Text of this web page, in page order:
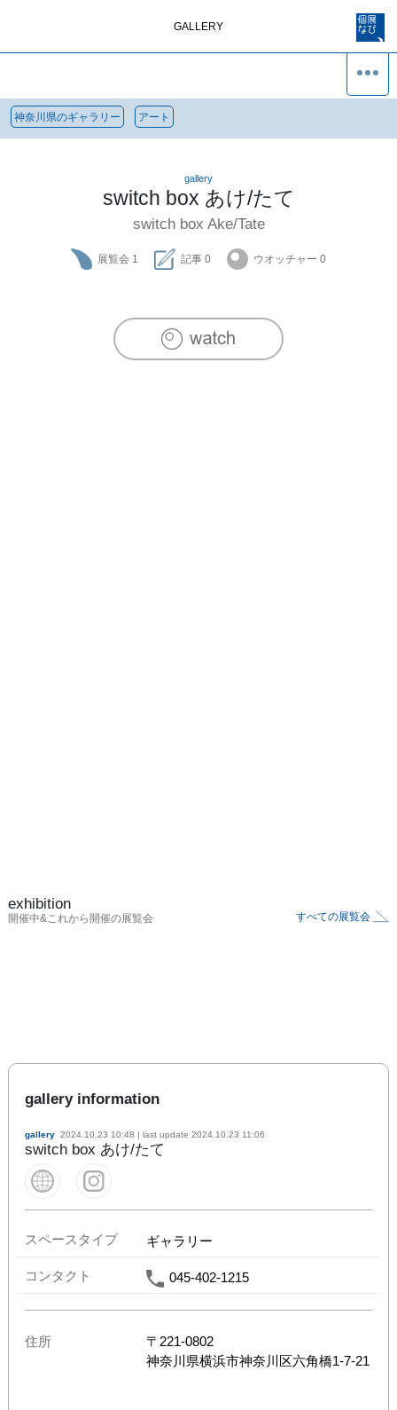
GALLERY
神奈川県のギャラリー アート
gallery
switch box あけ/たて
switch box Ake/Tate
展覧会 1 記事 0 ウオッチャー 0
exhibition
開催中&これから開催の展覧会 すべての展覧会
gallery information
gallery 2024.10.23 10:48 | last update 2024.10.23 11:06
switch box あけ/たて
スペースタイプ ギャラリー
コンタクト 045-402-1215
住所 〒 221-0802
神奈川県横浜市神奈川区六角橋1-7-21